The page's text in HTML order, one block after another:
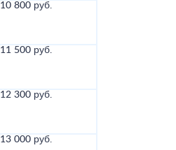
10 800 руб.
11 500 руб.
12 300 руб.
13 000 руб.